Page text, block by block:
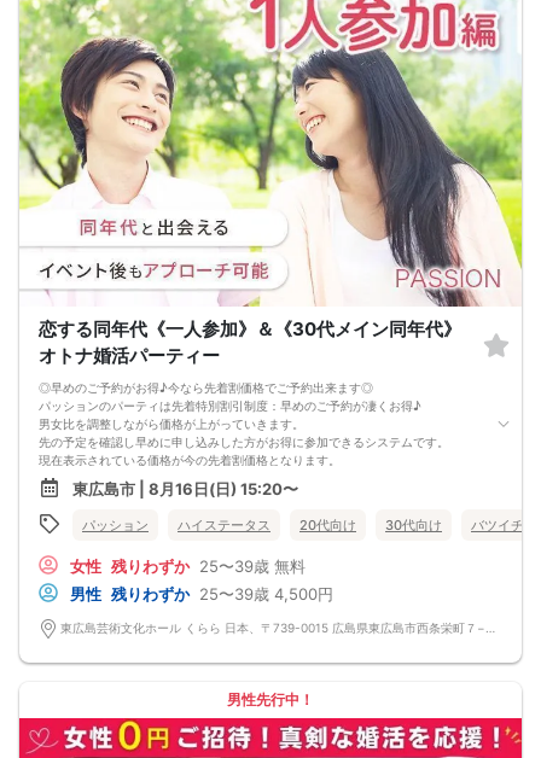
恋する同年代《一人参加》＆《30代メイン同年代》
オトナ婚活パーティー
◎早めのご予約がお得♪今なら先着割価格でご予約出来ます◎
パッションのパーティは先着特別割引制度：早めのご予約が凄くお得♪
男女比を調整しながら価格が上がっていきます。
先の予定を確認し早めに申し込みした方がお得に参加できるシステムです。
現在表示されている価格が今の先着割価格となります。
=========================
【パーティ内容】
男性女性共に、１人で参加している方限定のパーティーです。
１人参加限定パーティーの魅力は、回りに気を遣わなくていいこと。
と気になる方がいても
積極的にアプローチできなかったりする場合があります。
しかし、お互い１人参加だと気になった相手にアプローチできます。
お１人でご参加される自立した大人の男性女性にお集まりいただいていますの
で、
素敵な出逢いがきっとあります。
=========================
お一人様でも安心してご参加下さい。
出会いはまずは行動から！パッションのパーティで理想のお相手探しはいかがで
東広島市 | 8月16日(日) 15:20〜
パッション ハイステータス 20代向け 30代向け バツイチ・
女性 残りわずか 25〜39歳 無料
男性 残りわずか 25〜39歳 4,500円
男性先行中！